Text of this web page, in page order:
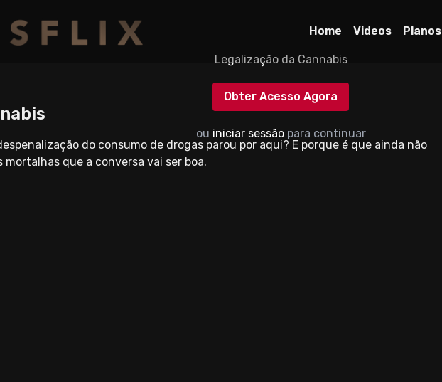
Home Videos Planos
Legalização da Cannabis
Obter Acesso Agora
ou iniciar sessãopara continuar
do consumo de drogas parou por aqui? E porque é que ainda não
mortalhas que a conversa vai ser boa.